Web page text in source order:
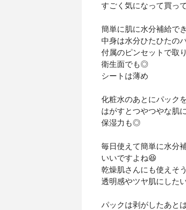
すごく気になって買っ
簡単に肌に水分補給で
中身は水分ひたひたの
付属のピンセットで取
衛生面でも◎
シートは薄め
化粧水のあとにパック
はがすとつやつやな肌
保湿力も◎
毎日使えて簡単に水分
いいですよね😆
乾燥肌さんにも使えそ
透明感やツヤ肌にした
パックは剥がしたあと